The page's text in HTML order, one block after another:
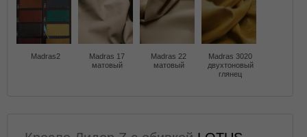
Madras2
Madras 17
матовый
Madras 22
матовый
Madras 3020
двухтоновый
глянец